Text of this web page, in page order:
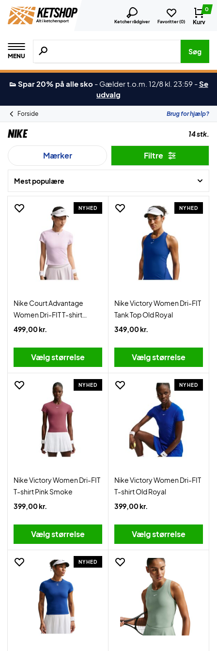
Ketcher rådgiver Favoritter (0)
0
Kurv
MENU
Søg efter produkter, mærker etc.
Søg
👟 Spar 20% på alle sko - Gælder t.o.m. 12/8 kl. 23:59 -Se
udvalg
Forside Brug for hjælp?
Nike 14 stk.
Mærker Filtre
Mest populære
NYHED
Nike Court Advantage
Women Dri-FIT T-shirt
Bleached Lilac
499,00 kr.
Vælg størrelse
NYHED
Nike Victory Women Dri-FIT
Tank Top Old Royal
349,00 kr.
Vælg størrelse
NYHED
Nike Victory Women Dri-FIT
T-shirt Pink Smoke
399,00 kr.
Vælg størrelse
NYHED
Nike Victory Women Dri-FIT
T-shirt Old Royal
399,00 kr.
Vælg størrelse
NYHED